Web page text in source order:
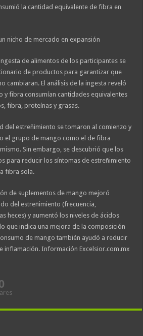
la cantidad equivalente de fibra en
nicho de mercado en expansión
de alimentos de los participantes se
de productos para garantizar que
cambiaran. El análisis de la ingesta reveló
y fibra consumían cantidades equivalentes
fibra, proteínas y grasas.
del estreñimiento se tomaron al comienzo y
el grupo de mango como el de fibra
Sin embargo, se descubrió que los
para reducir los síntomas de estreñimiento
fibra sola.
de suplementos de mango mejoró
del estreñimiento (frecuencia,
heces) y aumentó los niveles de ácidos
que indica una mejora de la composición
de mango también ayudó a reducir
inflamación. Información Excelsior.com.mx